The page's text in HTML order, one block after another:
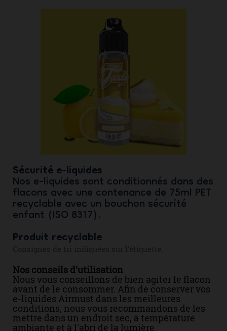
Sécurité e-liquides
Nos e-liquides sont conditionnés dans des
flacons avec une contenance de 75ml PET
recyclable avec un bouchon sécurité
enfant (ISO 8317).
Produit recyclable
Nos conseils d'utilisation
Nous vous conseillons de bien agiter le flacon
avant de le consommer. Afin de conserver vos
e-liquides Airmust dans les meilleures
conditions, nous vous recommandons de les
mettre dans un endroit sec, à température
ambiante et à l'abri de la lumière.